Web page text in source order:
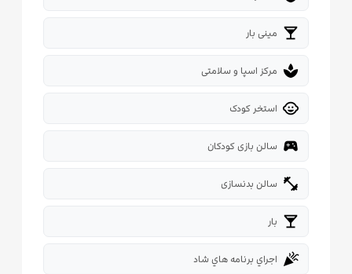
local_bar مینی بار
spa مرکز اسپا و سلامتی
child_care استخر کودک
sports_esports سالن بازی کودکان
fitness_center سالن بدنسازی
local_bar بار
celebration اجراي برنامه هاي شاد